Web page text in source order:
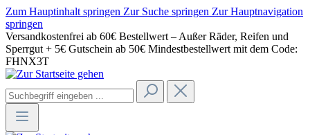
Zum Hauptinhalt springen Zur Suche springen Zur Hauptnavigation
springen
Versandkostenfrei ab 60€ Bestellwert – Außer Räder, Reifen und
Sperrgut + 5€ Gutschein ab 50€ Mindestbestellwert mit dem Code:
FHNX3T